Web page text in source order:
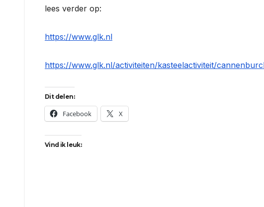
lees verder op:
https://www.glk.nl
https://www.glk.nl/activiteiten/kasteelactiviteit/
Dit delen:
Facebook X
Vind ik leuk: